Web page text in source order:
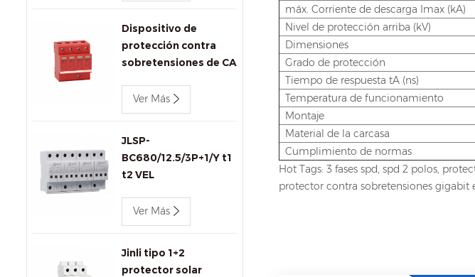
Dispositivo de
protección contra
sobretensiones de CA
SPD JLSP-
GA440/80/4P
Ver Más
JLSP-
BC680/12.5/3P+1/Y t1
t2 VEL
Ver Más
Jinli tipo 1+2
protector solar
máx. Corriente de descarga Imax (kA)
Nivel de protección arriba (kV)
Dimensiones
Grado de protección
Tiempo de respuesta tA (ns)
Temperatura de funcionamiento
Montaje
Material de la carcasa
Cumplimiento de normas
Hot Tags: 3 fases spd, spd 2 polos,
protector contra sobretensiones gigabit